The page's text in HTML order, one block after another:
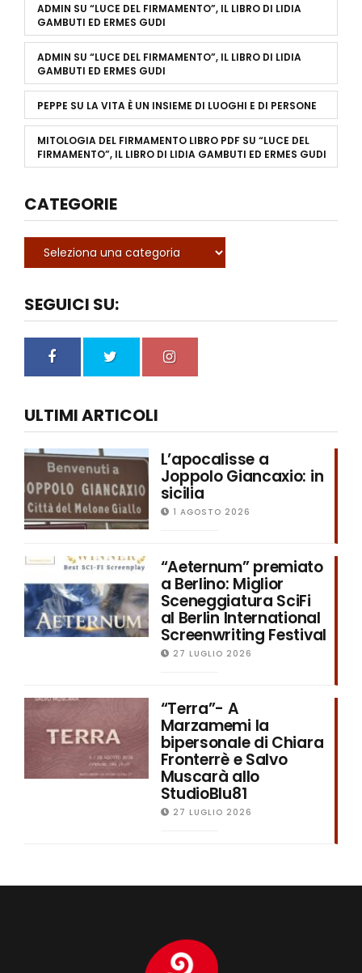
ADMIN SU “LUCE DEL FIRMAMENTO”, IL LIBRO DI LIDIA
GAMBUTI ED ERMES GUDI
ADMIN SU “LUCE DEL FIRMAMENTO”, IL LIBRO DI LIDIA
GAMBUTI ED ERMES GUDI
PEPPE SU LA VITA È UN INSIEME DI LUOGHI E DI PERSONE
MITOLOGIA DEL FIRMAMENTO LIBRO PDF SU “LUCE DEL
FIRMAMENTO”, IL LIBRO DI LIDIA GAMBUTI ED ERMES GUDI
CATEGORIE
SEGUICI SU:
ULTIMI ARTICOLI
L’apocalisse a
Joppolo Giancaxio: in
sicilia
1 AGOSTO 2026
“Aeternum” premiato
a Berlino: Miglior
Sceneggiatura SciFi
al Berlin International
Screenwriting Festival
27 LUGLIO 2026
“Terra”- A
Marzamemi la
bipersonale di Chiara
Fronterrè e Salvo
Muscarà allo
StudioBlu81
27 LUGLIO 2026